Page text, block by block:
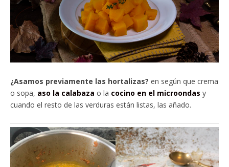
¿Asamos previamente las hortalizas? en según que crema
o sopa, aso la calabaza o la cocino en el microondas y
cuando el resto de las verduras están listas, las añado.